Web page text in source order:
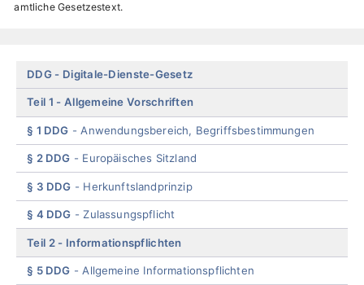
amtliche Gesetzestext.
Skip
menu
DDG Digitale-Dienste-Gesetz
Teil 1 Allgemeine Vorschriften
§ 1 DDG Anwendungsbereich, Begriffsbestimmungen
§ 2 DDG Europäisches Sitzland
§ 3 DDG Herkunftslandprinzip
§ 4 DDG Zulassungspflicht
Teil 2 Informationspflichten
§ 5 DDG Allgemeine Informationspflichten